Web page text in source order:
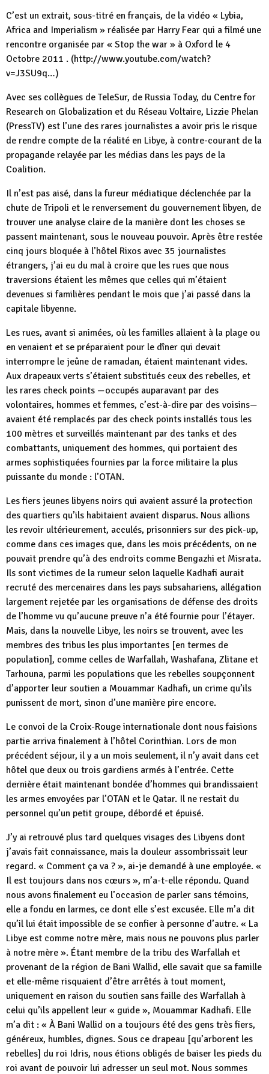
C’est un extrait, sous-titré en français, de la vidéo « Lybia,
Africa and Imperialism » réalisée par Harry Fear qui a filmé une
rencontre organisée par « Stop the war » à Oxford le 4
Octobre 2011 . (http://www.youtube.com/watch?
v=J3SU9q…)
Avec ses collègues de TeleSur, de Russia Today, du Centre for
Research on Globalization et du Réseau Voltaire, Lizzie Phelan
(PressTV) est l’une des rares journalistes a avoir pris le risque
de rendre compte de la réalité en Libye, à contre-courant de la
propagande relayée par les médias dans les pays de la
Coalition.
Il n’est pas aisé, dans la fureur médiatique déclenchée par la
chute de Tripoli et le renversement du gouvernement libyen, de
trouver une analyse claire de la manière dont les choses se
passent maintenant, sous le nouveau pouvoir. Après être restée
cinq jours bloquée à l’hôtel Rixos avec 35 journalistes
étrangers, j’ai eu du mal à croire que les rues que nous
traversions étaient les mêmes que celles qui m’étaient
devenues si familières pendant le mois que j’ai passé dans la
capitale libyenne.
Les rues, avant si animées, où les familles allaient à la plage ou
en venaient et se préparaient pour le dîner qui devait
interrompre le jeûne de ramadan, étaient maintenant vides.
Aux drapeaux verts s’étaient substitués ceux des rebelles, et
les rares check points —occupés auparavant par des
volontaires, hommes et femmes, c’est-à-dire par des voisins—
avaient été remplacés par des check points installés tous les
100 mètres et surveillés maintenant par des tanks et des
combattants, uniquement des hommes, qui portaient des
armes sophistiquées fournies par la force militaire la plus
puissante du monde : l’OTAN.
Les fiers jeunes libyens noirs qui avaient assuré la protection
des quartiers qu’ils habitaient avaient disparus. Nous allions
les revoir ultérieurement, acculés, prisonniers sur des pick-up,
comme dans ces images que, dans les mois précédents, on ne
pouvait prendre qu’à des endroits comme Bengazhi et Misrata.
Ils sont victimes de la rumeur selon laquelle Kadhafi aurait
recruté des mercenaires dans les pays subsahariens, allégation
largement rejetée par les organisations de défense des droits
de l’homme vu qu’aucune preuve n’a été fournie pour l’étayer.
Mais, dans la nouvelle Libye, les noirs se trouvent, avec les
membres des tribus les plus importantes [en termes de
population], comme celles de Warfallah, Washafana, Zlitane et
Tarhouna, parmi les populations que les rebelles soupçonnent
d’apporter leur soutien a Mouammar Kadhafi, un crime qu’ils
punissent de mort, sinon d’une manière pire encore.
Le convoi de la Croix-Rouge internationale dont nous faisions
partie arriva finalement à l’hôtel Corinthian. Lors de mon
précédent séjour, il y a un mois seulement, il n’y avait dans cet
hôtel que deux ou trois gardiens armés à l’entrée. Cette
dernière était maintenant bondée d’hommes qui brandissaient
les armes envoyées par l’OTAN et le Qatar. Il ne restait du
personnel qu’un petit groupe, débordé et épuisé.
J’y ai retrouvé plus tard quelques visages des Libyens dont
j’avais fait connaissance, mais la douleur assombrissait leur
regard. « Comment ça va ? », ai-je demandé à une employée. «
Il est toujours dans nos cœurs », m’a-t-elle répondu. Quand
nous avons finalement eu l’occasion de parler sans témoins,
elle a fondu en larmes, ce dont elle s’est excusée. Elle m’a dit
qu’il lui était impossible de se confier à personne d’autre. « La
Libye est comme notre mère, mais nous ne pouvons plus parler
à notre mère ». Étant membre de la tribu des Warfallah et
provenant de la région de Bani Wallid, elle savait que sa famille
et elle-même risquaient d’être arrêtés à tout moment,
uniquement en raison du soutien sans faille des Warfallah à
celui qu’ils appellent leur « guide », Mouammar Kadhafi. Elle
m’a dit : « À Bani Wallid on a toujours été des gens très fiers,
généreux, humbles, dignes. Sous ce drapeau [qu’arborent les
rebelles] du roi Idris, nous étions obligés de baiser les pieds du
roi avant de pouvoir lui adresser un seul mot. Nous sommes